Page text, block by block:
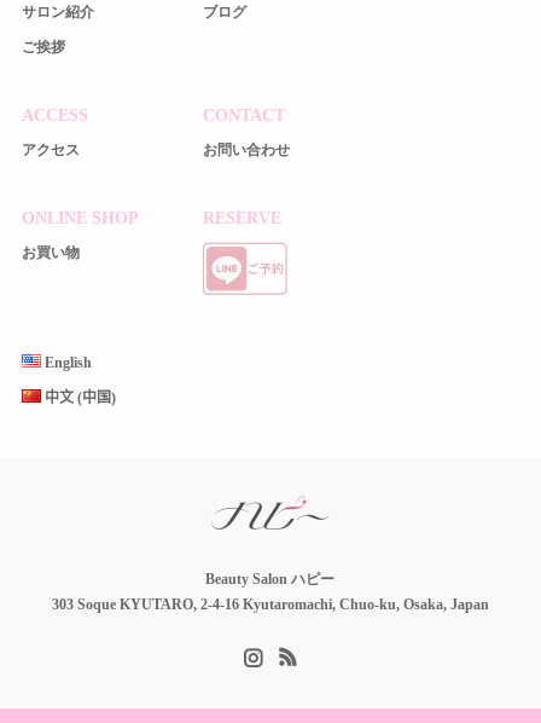
サロン紹介
ご挨拶
ブログ
ACCESS
アクセス
CONTACT
お問い合わせ
ONLINE SHOP
お買い物
RESERVE
English
中文 (中国)
Beauty Salon ハピー
303 Soque KYUTARO, 2-4-16 Kyutaromachi, Chuo-ku, Osaka, Japan